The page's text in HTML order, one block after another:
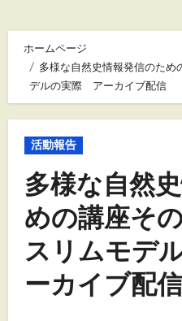
ホームページ
多様な自然史情報発信のた
デルの実際 アーカイブ配信
活動報告
多様な自然
めの講座そ
スリムモデ
ーカイブ配信